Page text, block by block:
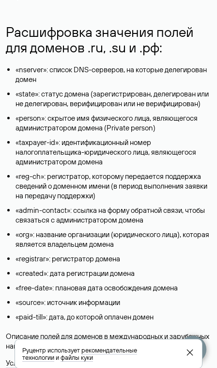
Расшифровка значения полей
для доменов .ru, .su и .рф:
«nserver»: список DNS-серверов, на которые делегирован
домен
«state»: статус домена (зарегистрирован, делегирован или
не делегирован, верифицирован или не верифицирован)
«person»: скрытое имя физического лица, являющегося
администратором домена (Privatе person)
«taxpayer-id»: идентификационный номер
налогоплательщика-юридического лица, являющегося
администратором домена
«reg-ch»: регистратор, которому передается поддержка
сведений о доменном имени (в период выполнения заявки
на передачу поддержки)
«admin-contact»: ссылка на форму обратной связи, чтобы
связаться с администратором домена
«org»: название организации (юридического лица), которая
является владельцем домена
«registrar»: регистратор домена
«created»: дата регистрации домена
«free-date»: плановая дата освобождения домена
«source»: источник информации
«paid-till»: дата, до которой оплачен домен
Описание полей для доменов в международных и зарубежных
национальных доменах представлены в разделе «
».
Условия использования Whois-сервиса
Руцентр используетрекомендательные
технологииифайлы куки